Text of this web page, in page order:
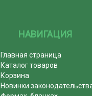
НАВИГАЦИЯ
Главная страница
Каталог товаров
Корзина
Новинки